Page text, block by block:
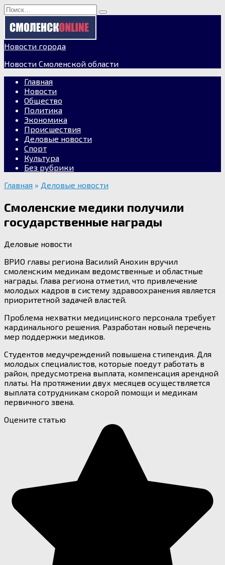
Перейти
к
содержанию
Search
for:
Новости города
Новости Смоленской области
Главная
Новости
Общество
Политика
Экономика
Происшествия
Деловые новости
Спорт
Культура
Без рубрики
Главная » Деловые новости
Смоленские медики получили
государственные награды
Деловые новости
ВРИО главы региона Василий Анохин вручил
смоленским медикам ведомственные и областные
награды. Глава региона отметил, что привлечение
молодых кадров в систему здравоохранения является
приоритетной задачей властей.
Проблема нехватки медицинского персонала требует
кардинального решения. Разработан новый перечень
мер поддержки медиков.
Студентов медучреждений повышена стипендия. Для
молодых специалистов, которые поедут работать в
район, предусмотрена выплата, компенсация арендной
платы. На протяжении двух месяцев осуществляется
выплата сотрудникам скорой помощи и медикам
первичного звена.
Оцените статью